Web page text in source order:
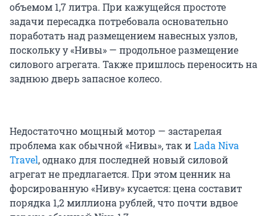
объемом 1,7 литра. При кажущейся простоте
задачи пересадка потребовала основательно
поработать над размещением навесных узлов,
поскольку у «Нивы» — продольное размещение
силового агрегата. Также пришлось переносить на
заднюю дверь запасное колесо.
Недостаточно мощный мотор — застарелая
проблема как обычной «Нивы», так иLada Niva
Travel, однако для последней новый силовой
агрегат не предлагается. При этом ценник на
форсированную «Ниву» кусается: цена составит
порядка 1,2 миллиона рублей, что почти вдвое